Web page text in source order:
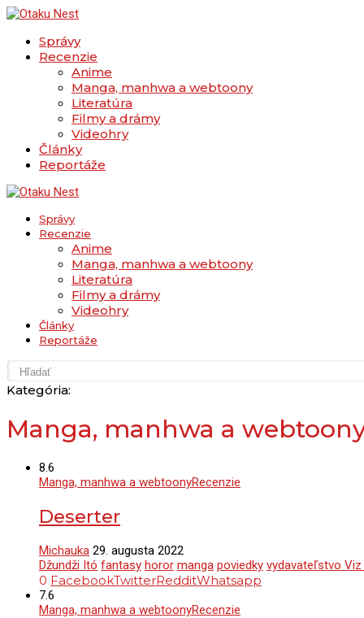
Správy
Recenzie
Anime
Manga, manhwa a webtoony
Literatúra
Filmy a drámy
Videohry
Články
Reportáže
Správy
Recenzie
Anime
Manga, manhwa a webtoony
Literatúra
Filmy a drámy
Videohry
Články
Reportáže
Kategória:
Manga, manhwa a
8.6
Manga, manhwa a webtoonyRecenzie
Deserter
Michauka 29. augusta 2022
Džundži Itó fantasy horor manga poviedky vydavateľstvo Viz
0 FacebookTwitterRedditWhatsapp
7.6
Manga, manhwa a webtoonyRecenzie